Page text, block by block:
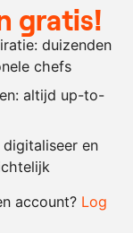
gratis!
duizenden
chefs
altijd up-to-
en
account? Log